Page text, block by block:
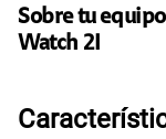
Paga solo
Sobre tu
Watch 2I